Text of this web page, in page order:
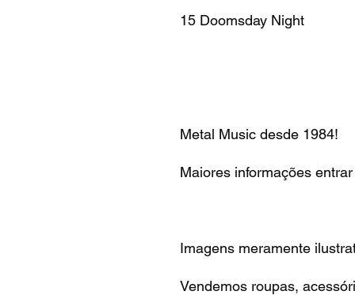
15 Doomsday Night
Metal Music desde 1984!
Maiores informações
Imagens meramente
Vendemos roupas,